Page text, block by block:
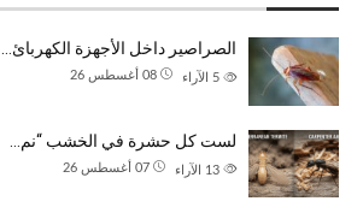
الصراصير داخل الأجهزة الكهربائ…
08 أغسطس 26 الآراء
لست كل حشرة في الخشب “نم…
07 أغسطس 26 الآراء